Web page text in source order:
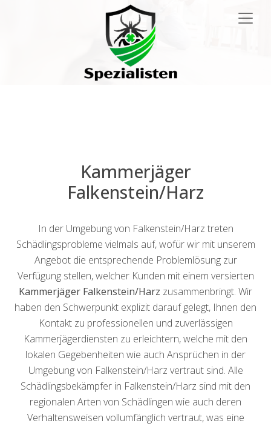
Kammerjäger
Falkenstein/Harz
In der Umgebung von Falkenstein/Harz treten
Schädlingsprobleme vielmals auf, wofür wir mit unserem
Angebot die entsprechende Problemlösung zur
Verfügung stellen, welcher Kunden mit einem versierten
Kammerjäger Falkenstein/Harz zusammenbringt. Wir
haben den Schwerpunkt explizit darauf gelegt, Ihnen den
Kontakt zu professionellen und zuverlässigen
Kammerjägerdiensten zu erleichtern, welche mit den
lokalen Gegebenheiten wie auch Ansprüchen in der
Umgebung von Falkenstein/Harz vertraut sind. Alle
Schädlingsbekämpfer in Falkenstein/Harz sind mit den
regionalen Arten von Schädlingen wie auch deren
Verhaltensweisen vollumfänglich vertraut, was eine